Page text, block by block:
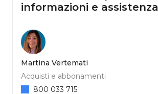
informazioni e assistenza
Martina Vertemati
Acquisti e abbonamenti
800 033 715